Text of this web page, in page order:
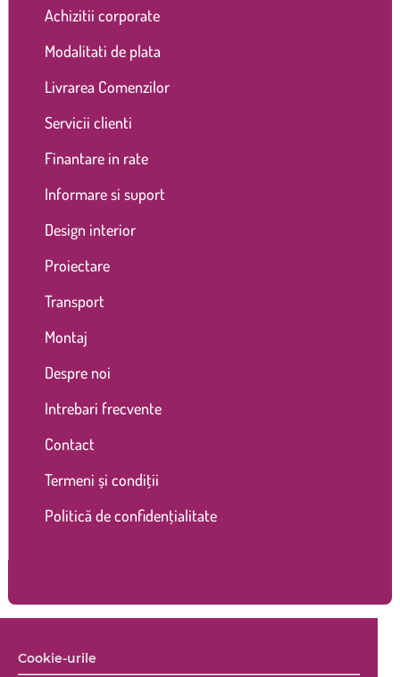
Achizitii corporate
Modalitati de plata
Livrarea Comenzilor
Servicii clienti
Finantare in rate
Informare si suport
Design interior
Proiectare
Transport
Montaj
Despre noi
Intrebari frecvente
Contact
Termeni și condiții
Politică de confidențialitate
Copyright © 2026 Marco Shop. Toate drepturile rezervate. |
Creare magazin online
Cookie-urile